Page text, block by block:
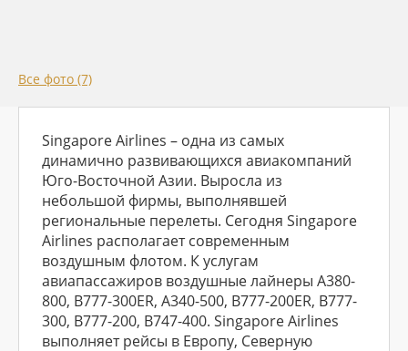
Все фото (7)
Singapore Airlines – одна из самых
динамично развивающихся авиакомпаний
Юго-Восточной Азии. Выросла из
небольшой фирмы, выполнявшей
региональные перелеты. Сегодня Singapore
Airlines располагает современным
воздушным флотом. К услугам
авиапассажиров воздушные лайнеры A380-
800, B777-300ER, A340-500, B777-200ER, B777-
300, B777-200, B747-400. Singapore Airlines
выполняет рейсы в Европу, Северную